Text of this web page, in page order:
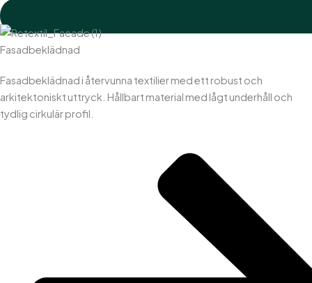
Fasadbeklädnad
Fasadbeklädnad i återvunna textilier med ett robust och
arkitektoniskt uttryck. Hållbart material med lågt underhåll och
tydlig cirkulär profil.